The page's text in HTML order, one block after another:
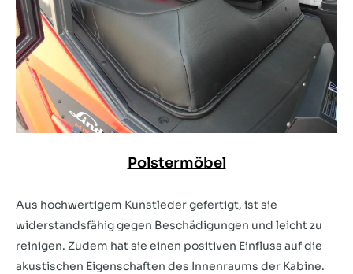
Polstermöbel
Aus hochwertigem Kunstleder gefertigt, ist sie
widerstandsfähig gegen Beschädigungen und leicht zu
reinigen. Zudem hat sie einen positiven Einfluss auf die
akustischen Eigenschaften des Innenraums der Kabine.